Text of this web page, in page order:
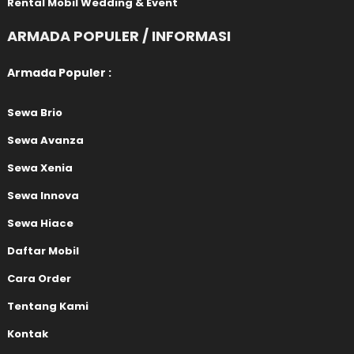
ARMADA POPULER / INFORMASI
Armada Populer :
Sewa Brio
Sewa Avanza
Sewa Xenia
Sewa Innova
Sewa Hiace
Daftar Mobil
Cara Order
Tentang Kami
Kontak